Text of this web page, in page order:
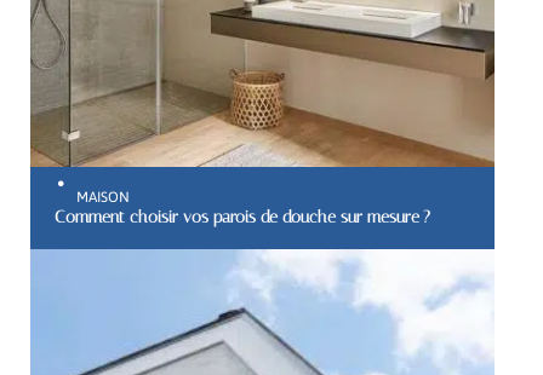
MAISON
Comment choisir vos parois de douche sur mesure ?